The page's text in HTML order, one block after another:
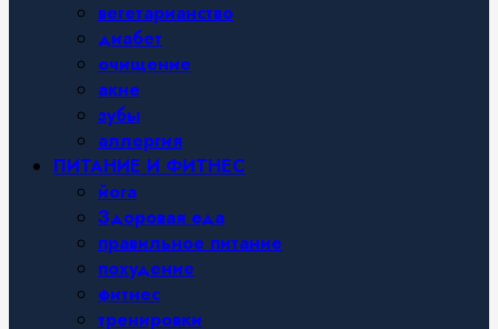
вегетарианство
диабет
очищение
акне
зубы
аллергия
ПИТАНИЕ И ФИТНЕС
йога
Здоровая еда
правильное питание
похудение
фитнес
тренировки